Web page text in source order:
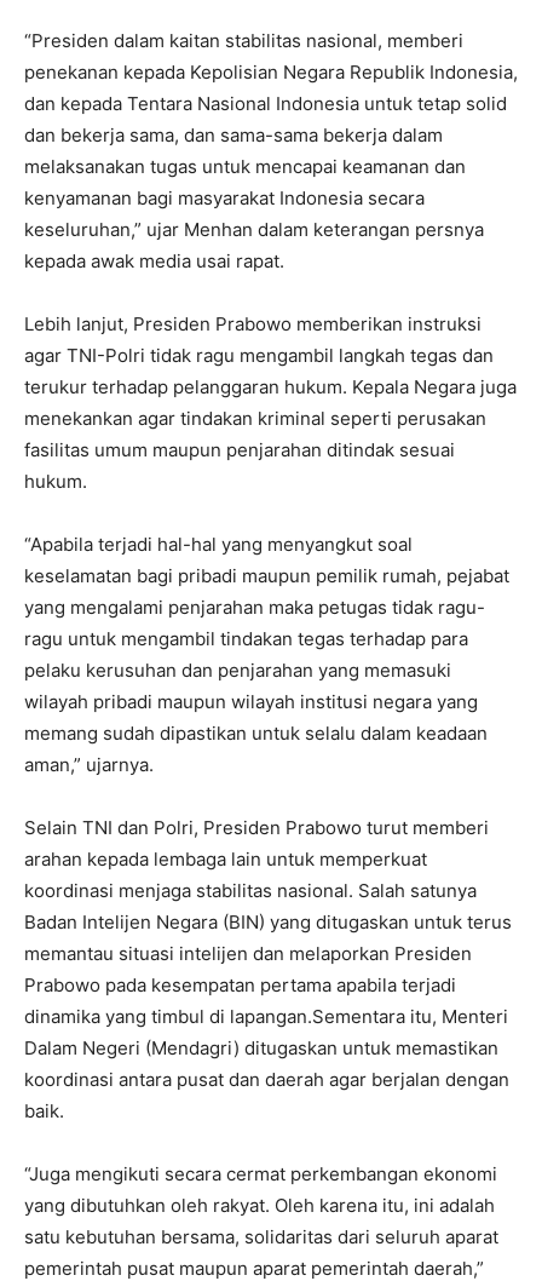
“Presiden dalam kaitan stabilitas nasional, memberi
penekanan kepada Kepolisian Negara Republik Indonesia,
dan kepada Tentara Nasional Indonesia untuk tetap solid
dan bekerja sama, dan sama-sama bekerja dalam
melaksanakan tugas untuk mencapai keamanan dan
kenyamanan bagi masyarakat Indonesia secara
keseluruhan,” ujar Menhan dalam keterangan persnya
kepada awak media usai rapat.
Lebih lanjut, Presiden Prabowo memberikan instruksi
agar TNI-Polri tidak ragu mengambil langkah tegas dan
terukur terhadap pelanggaran hukum. Kepala Negara juga
menekankan agar tindakan kriminal seperti perusakan
fasilitas umum maupun penjarahan ditindak sesuai
hukum.
“Apabila terjadi hal-hal yang menyangkut soal
keselamatan bagi pribadi maupun pemilik rumah, pejabat
yang mengalami penjarahan maka petugas tidak ragu-
ragu untuk mengambil tindakan tegas terhadap para
pelaku kerusuhan dan penjarahan yang memasuki
wilayah pribadi maupun wilayah institusi negara yang
memang sudah dipastikan untuk selalu dalam keadaan
aman,” ujarnya.
Selain TNI dan Polri, Presiden Prabowo turut memberi
arahan kepada lembaga lain untuk memperkuat
koordinasi menjaga stabilitas nasional. Salah satunya
Badan Intelijen Negara (BIN) yang ditugaskan untuk terus
memantau situasi intelijen dan melaporkan Presiden
Prabowo pada kesempatan pertama apabila terjadi
dinamika yang timbul di lapangan.Sementara itu, Menteri
Dalam Negeri (Mendagri) ditugaskan untuk memastikan
koordinasi antara pusat dan daerah agar berjalan dengan
baik.
“Juga mengikuti secara cermat perkembangan ekonomi
yang dibutuhkan oleh rakyat. Oleh karena itu, ini adalah
satu kebutuhan bersama, solidaritas dari seluruh aparat
pemerintah pusat maupun aparat pemerintah daerah,”